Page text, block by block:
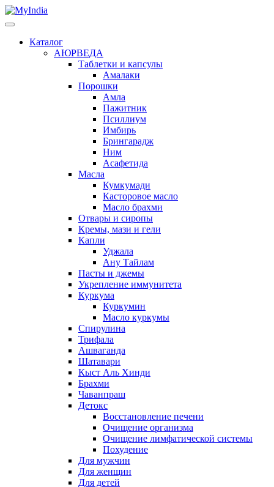
Каталог
АЮРВЕДА
Таблетки и капсулы
Амалаки
Порошки
Амла
Пажитник
Псиллиум
Имбирь
Брингарадж
Ним
Асафетида
Масла
Кумкумади
Касторовое масло
Масло брахми
Отвары и сиропы
Кремы, мази и гели
Капли
Уджала
Ану Тайлам
Пасты и джемы
Укрепление иммунитета
Куркума
Куркумин
Масло куркумы
Спирулина
Трифала
Ашваганда
Шатавари
Кыст Аль Хинди
Брахми
Чаванпраш
Детокс
Восстановление печени
Очищение организма
Очищение лимфатической системы
Похудение
Для мужчин
Для женщин
Для детей